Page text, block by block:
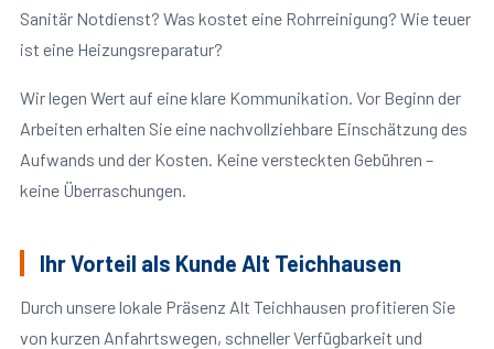
Sanitär Notdienst? Was kostet eine Rohrreinigung? Wie teuer
ist eine Heizungsreparatur?
Wir legen Wert auf eine klare Kommunikation. Vor Beginn der
Arbeiten erhalten Sie eine nachvollziehbare Einschätzung des
Aufwands und der Kosten. Keine versteckten Gebühren –
keine Überraschungen.
Ihr Vorteil als Kunde Alt Teichhausen
Durch unsere lokale Präsenz Alt Teichhausen profitieren Sie
von kurzen Anfahrtswegen, schneller Verfügbarkeit und